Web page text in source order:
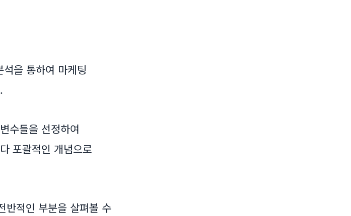
을 통하여 마케팅
수들을 선정하여
포괄적인 개념으로
반적인 부분을 살펴볼 수